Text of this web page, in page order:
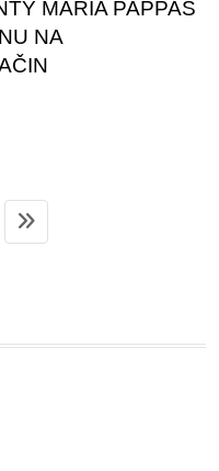
MARIA PAPPAS
NA